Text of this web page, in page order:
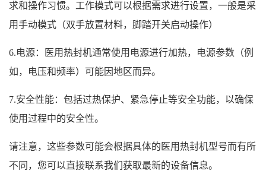
求和操作习惯。工作模式可以根据需求进行设置，一般是采
用手动模式（双手放置材料，脚踏开关启动操作）
6.电源：医用热封机通常使用电源进行加热，电源参数（例
如，电压和频率）可能因地区而异。
7.安全性能：包括过热保护、紧急停止等安全功能，以确保
使用过程中的安全性。
请注意，这些参数可能会根据具体的医用热封机型号而有所
不同，您可以直接联系我们获取最新的设备信息。